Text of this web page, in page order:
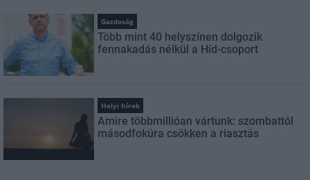
Gazdaság
Több mint 40 helyszínen dolgozik
fennakadás nélkül a Híd-csoport
Helyi hírek
Amire többmillióan vártunk: szombattól
másodfokúra csökken a riasztás